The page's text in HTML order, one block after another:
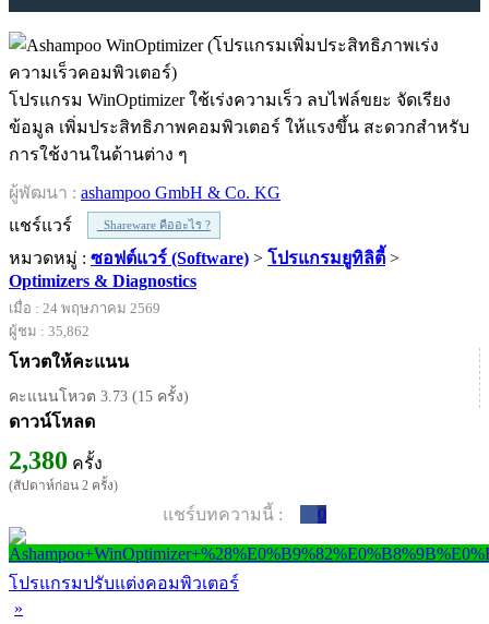
โปรแกรม WinOptimizer ใช้เร่งความเร็ว ลบไฟล์ขยะ จัดเรียง
ข้อมูล เพิ่มประสิทธิภาพคอมพิวเตอร์ ให้แรงขึ้น สะดวกสำหรับ
การใช้งานในด้านต่าง ๆ
ผู้พัฒนา : ashampoo GmbH & Co. KG
แชร์แวร์
Shareware คืออะไร ?
หมวดหมู่ : ซอฟต์แวร์ (Software) > โปรแกรมยูทิลิตี้ >
Optimizers & Diagnostics
เมื่อ : 24 พฤษภาคม 2569
ผู้ชม : 35,862
โหวตให้คะแนน
คะแนนโหวต 3.73 (15 ครั้ง)
ดาวน์โหลด
2,380 ครั้ง
(สัปดาห์ก่อน 2 ครั้ง)
แชร์บทความนี้ : 0
โปรแกรมปรับแต่งคอมพิวเตอร์
»